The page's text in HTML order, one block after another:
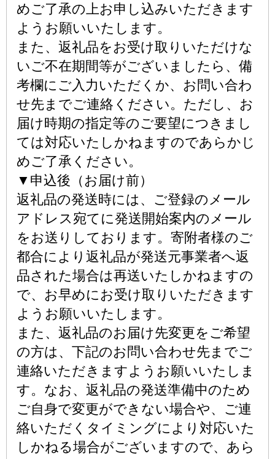
めご了承の上お申し込みいただきます
ようお願いいたします。
また、返礼品をお受け取りいただけな
いご不在期間等がございましたら、備
考欄にご入力いただくか、お問い合わ
せ先までご連絡ください。ただし、お
届け時期の指定等のご要望につきまし
ては対応いたしかねますのであらかじ
めご了承ください。
▼申込後（お届け前）
返礼品の発送時には、ご登録のメール
アドレス宛てに発送開始案内のメール
をお送りしております。寄附者様のご
都合により返礼品が発送元事業者へ返
品された場合は再送いたしかねますの
で、お早めにお受け取りいただきます
ようお願いいたします。
また、返礼品のお届け先変更をご希望
の方は、下記のお問い合わせ先までご
連絡いただきますようお願いいたしま
す。なお、返礼品の発送準備中のため
ご自身で変更ができない場合や、ご連
絡いただくタイミングにより対応いた
しかねる場合がございますので、あら